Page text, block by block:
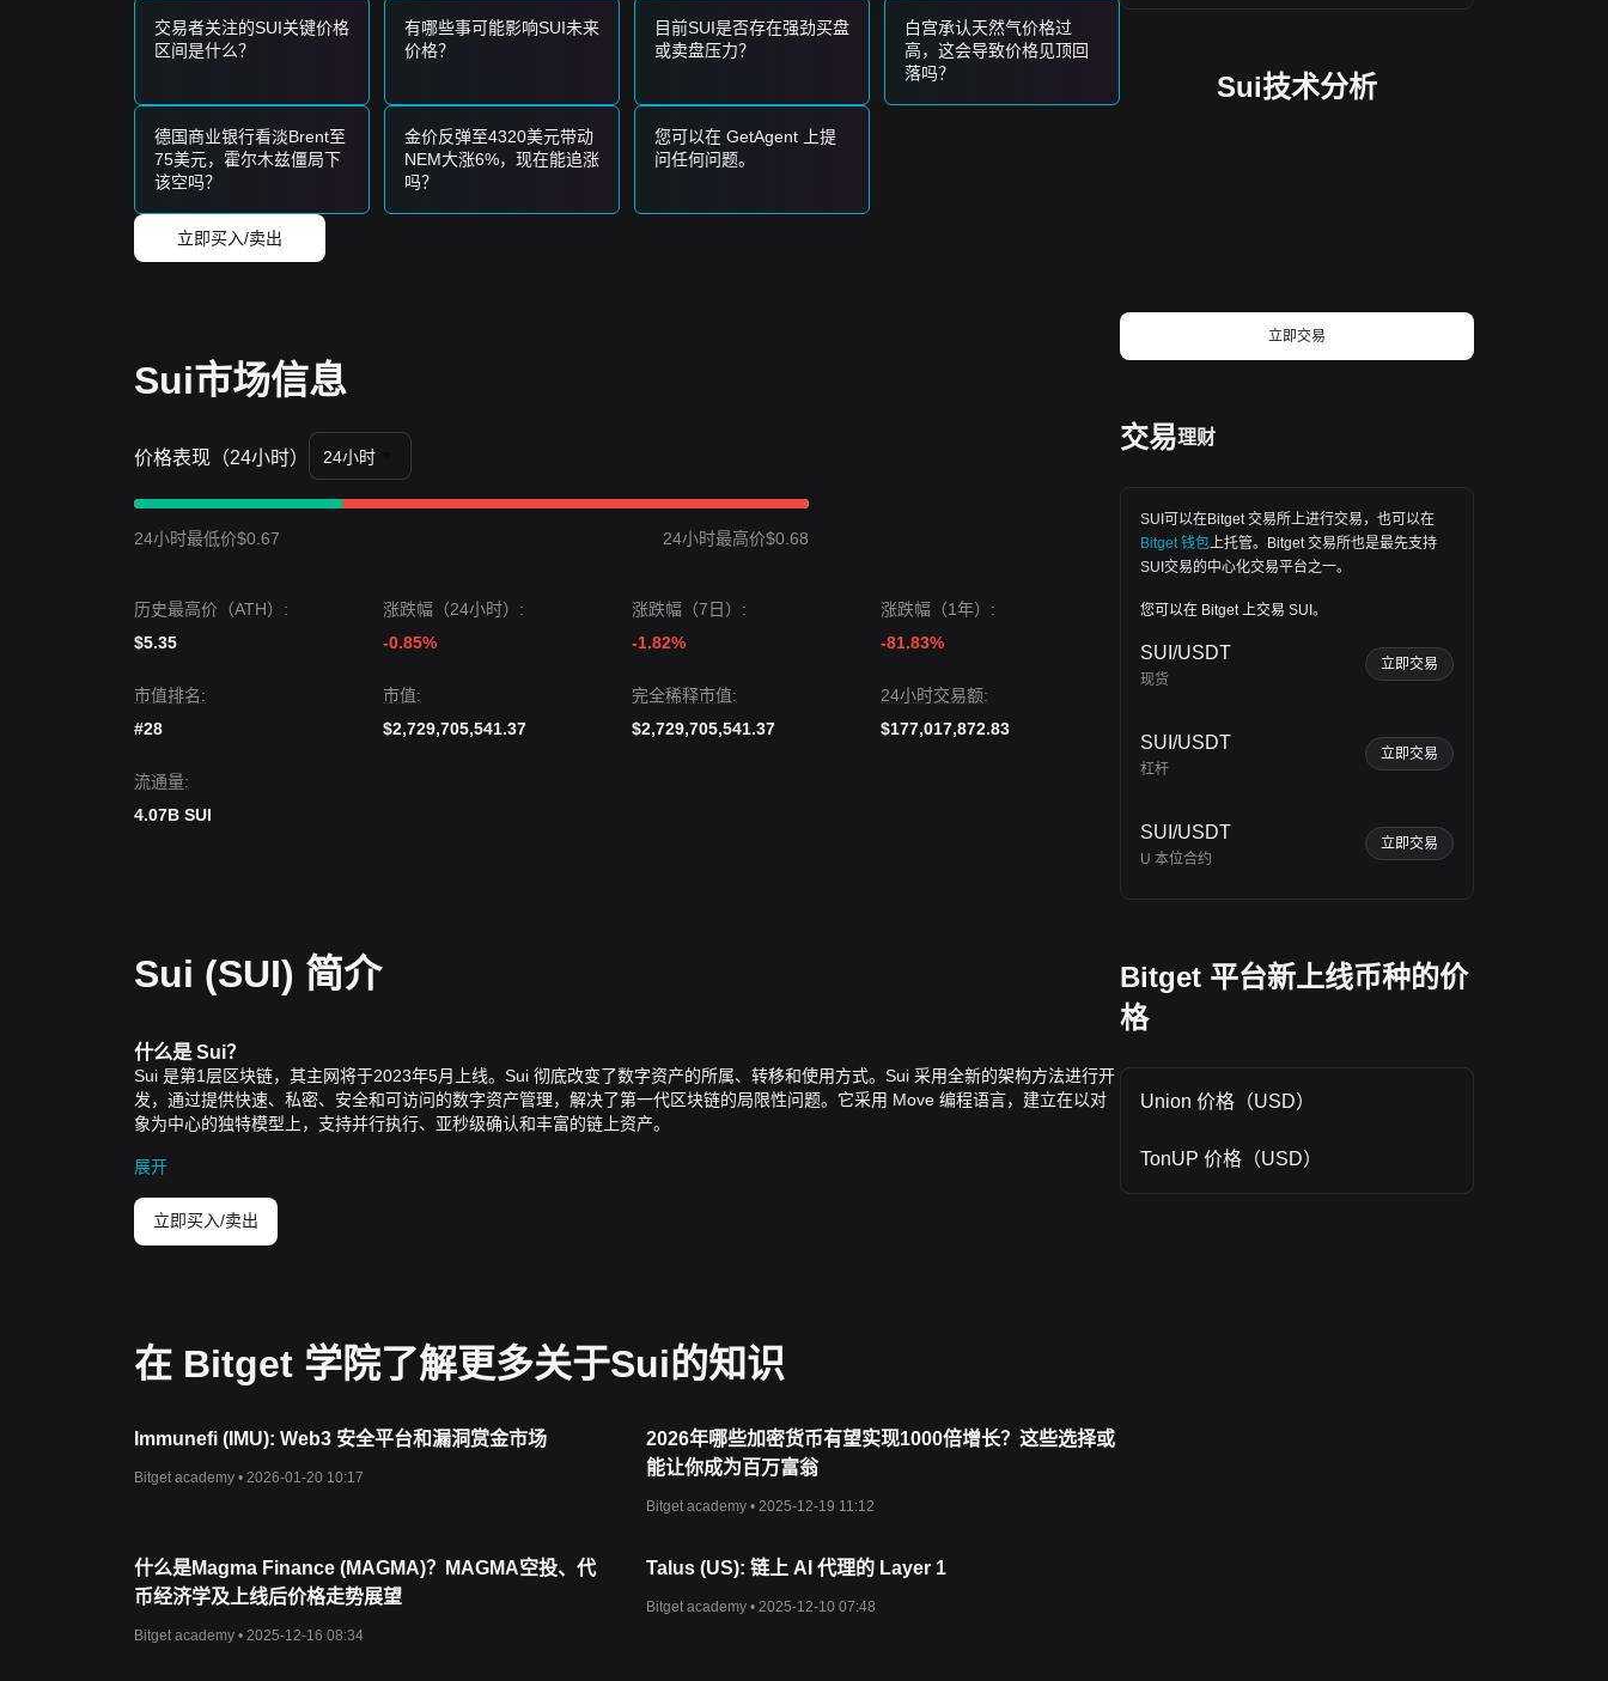
买入策略
基于当前市场结构，分析师提供以下参考策略：
• 或者，等待确认突破$0.72后再顺势跟进。
趋势投资者
• 如果 SUI 突破$0.72阻力位，可能预示趋势反转。下一阶段的目标价位可能是
长期投资者
趋势总结
市场洞察
如果 SUI 价格跌破$0.66
市场共识
交易者关注的SUI关键价格
区间是什么？
有哪些事可能影响SUI未来
价格？
目前SUI是否存在强劲买盘
或卖盘压力？
白宫承认天然气价格过
高，这会导致价格见顶回
落吗？
德国商业银行看淡Brent至
75美元，霍尔木兹僵局下
该空吗？
金价反弹至4320美元带动
NEM大涨6%，现在能追涨
吗？
您可以在 GetAgent 上提
问任何问题。
立即买入/卖出
Sui市场信息
价格表现（24小时） 24小时
24小时最低价$0.67 24小时最高价$0.68
历史最高价（ATH）:
$5.35
涨跌幅（24小时）:
-0.85%
涨跌幅（7日）:
-1.82%
涨跌幅（1年）:
-81.83%
市值排名:
#28
市值:
$2,729,705,541.37
完全稀释市值:
$2,729,705,541.37
24小时交易额:
$177,017,872.83
流通量:
4.07B SUI
Sui (SUI) 简介
什么是 Sui？
Sui 是第1 层区块链，其主网将于2023年5月上线。 Sui 彻底改变了数字资产的所属、转移和使用方式。 Sui 采用全新的架构方法进行开
发，通过提供快速、私密、安全和可访问的数字资产管理，解决了第一代区块链的局限性问题。它采用 Move 编程语言，建立在以对
象为中心的独特模型上，支持并行执行、亚秒级确认和丰富的链上资产。
首席架构师，他们在
资源
正式文件：https://docs.sui.io/
官方网站：https://sui.io/
在Sui ” 十分重要。这些对象通过 Move 编程语言创建和管理，被赋予一个唯一的
中。验证者并行处理涉及这些对象的交易，从而提高吞吐量。如果多个交易共享一个对象，
Bullshark
来高效处理共享资源。
Sui代币（SUI）是 Sui网络的原生代币。作为一种实用代币，它可用于执行交易、启动智能合约以及与平台上的各种应用程序进行交
亿美元，这表明人们对SUI代币和整个
了大额投资。
-市场情绪：投资者的兴趣会极大地影响
的价值。一轮大的融资或合作可以增强信心。
- 采用率：随着越来越多的用户和开发者入驻Sui平台，该代币的需求可能会上升，从而对其价格产生积极影响。
-技术发展：Sui共识算法的升级或倒退，如从 的转换，会影响投资者的看法，进而影响
-宏观经济因素：与其他资产一样，
展开
立即买入/卖出
在 Bitget 学院了解更多关于Sui的知识
Immunefi (IMU): Web3 安全平台和漏洞赏金市场
Bitget academy • 2026-01-20 10:17
2026年哪些加密货币有望实现1000倍增长？这些选择或
能让你成为百万富翁
Bitget academy • 2025-12-19 11:12
什么是Magma Finance (MAGMA)？MAGMA空投、代
币经济学及上线后价格走势展望
Bitget academy • 2025-12-16 08:34
Talus (US): 链上 AI 代理的 Layer 1
Bitget academy • 2025-12-10 07:48
$MEW · $MEME · $CHIP · $JELLYJELLY
· $YALA · $FIGHT · $ROBO · $DOGE ·
$VIRTUAL · $ACU · $MEGA · $OPG ·
$SLX · $LAB · $BSB · $ALLO · $EDEN ·
$ZEC · $SNDK · $AEON · $BICO ·
$PUMP · $BZ · $HOME · $RE · $ZAMA ·
是没有机会，是杠杆容错率太低。进去的
时候觉得是机会，出来的时候才知道代
价。 $RAVE 这一轮就是活生生的例子。高
做合约，盯住OI，跟踪资金费率，管理好
自己的保证金。 高杠杆能把一个本来不错
的交易机会，直接变成爆仓通知。 活得
久，比赚得快重要得多。 $BTC $ETH
从降息到加息，联储分歧全公开
#SonicLabs管理层变动
吗，一直折磨人😂，观察了下我的自选列
表里的交易对，hype的热度明显在减退，
硬了，这几次大饼向下插针和回踩，都一
直守在0.16的附近，我还以为项目方不打
算再玩了呢···，我现在有持仓的山寨是
AAVE，别学我这开超市一样的买法😂，我
每个持仓都不多，现在补仓也不敢多补
怎么走，确保自己手里永远有子弹可以拉
扯均价就好，别等来等去，真等到一根天
量针的时候，手里没钱了，只能看着别人
635-633，1小时级别上有个三角收敛，会
在8月1号凌晨2点之前分一个短时方向出
来，最差也能吃根针，依旧是留心下收敛
的关键位置，哪边突破，追哪边，止损在
就可以了，扫了就不要了，扫不了就拿
着。 看看晚上美股开盘闪崩怎么走吧···还
了😂··
Sui技术分析
立即交易
交易理财
SUI可以在Bitget 交易所 上进行交易，也可以在
Bitget 钱包 上托管。 Bitget 交易所也是最先支持
SUI交易的中心化交易平台之一。
您可以在 Bitget 上交易 SUI。
SUI/USDT
现货
立即交易
SUI/USDT
杠杆
立即交易
SUI/USDT
U 本位合约
立即交易
Bitget 平台新上线币种的价
格
Union 价格（USD）
TonUP 价格（USD）